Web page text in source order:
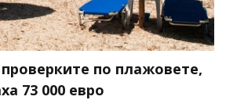
по плажовете,
73 000 евро